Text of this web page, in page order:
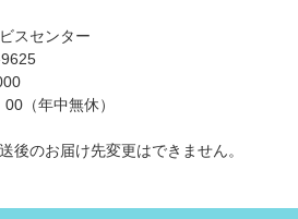
スセンター
（年中無休）
後のお届け先変更はできません。